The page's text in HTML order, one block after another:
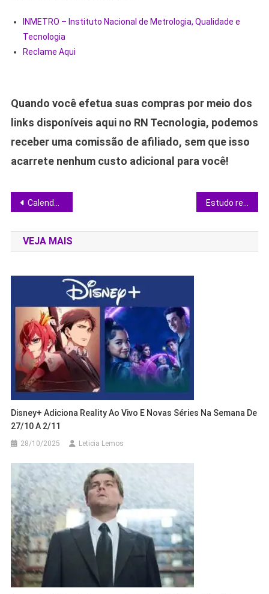
INMETRO – Instituto Nacional de Metrologia, Qualidade e
Tecnologia
Reclame Aqui
Quando você efetua suas compras por meio dos
links disponíveis aqui no RN Tecnologia, podemos
receber uma comissão de afiliado, sem que isso
acarrete nenhum custo adicional para você!
Navegação
de
Post
Calendário Lunar INMET Janeiro 2026: descubra as datas exatas de cada fase e planeje suas observações
VEJA MAIS
Disney+ Adiciona Reality Ao Vivo E Novas Séries Na Semana De
27/10 A 2/11
28/10/2025 Leticia Lemos